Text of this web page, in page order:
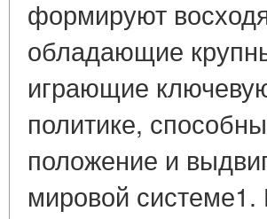
формируют
обладающие
играющие
политике,
положение и
мировой